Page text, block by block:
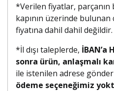
*Verilen fiyatlar, parçanın
kapının üzerinde bulunan
fiyatına dahil dahil değildir.
*İl dışı taleplerde,
sonra ürün, anlaşmalı
ile istenilen adrese
ödeme seçeneğimiz